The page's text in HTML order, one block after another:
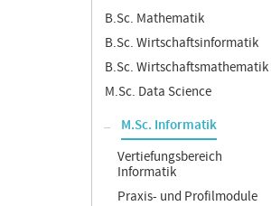
B.Sc. Mathematik
B.Sc. Wirtschaftsinformatik
B.Sc. Wirtschaftsmathematik
M.Sc. Data Science
M.Sc. Informatik
Vertiefungsbereich
Informatik
Praxis- und Profilmodule